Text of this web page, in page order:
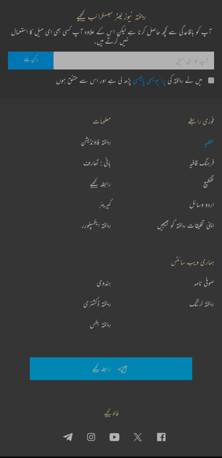
ریختہ نیوز لیٹر سبسکرائب کیجیے
آپ کو باقاعدگی سے کچھ حاصل کرنا ہے لیکن اس کے علاوہ آپ کسی بھی ای میل کا استعمال
نہیں کرتے ہیں۔
میں نے ریختہ کی پرائیویسی پالیسی پڑھ لی ہے اور اس سے متفق ہوں
فوری رابطے
عطیہ
فرہنگ قافیہ
تقطیع
اردو وسائل
اپنی تخلیقات ریختہ کو بھیجیں
معلومات
ریختہ فاؤنڈیشن
بانی : تعارف
رابطہ کیجیے
کیریئر
ریختہ ایکسپلورر
ہماری ویب سائٹس
ہندوی صوفی نامہ
ریختہ ڈکشنری ریختہ لرننگ
ریختہ بکس
رابطہ کیجیے
فالو کیجیے